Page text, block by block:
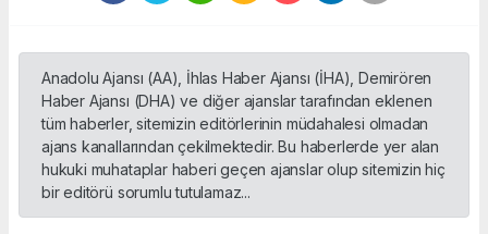
Anadolu Ajansı (AA), İhlas Haber Ajansı (İHA), Demirören
Haber Ajansı (DHA) ve diğer ajanslar tarafından eklenen
tüm haberler, sitemizin editörlerinin müdahalesi olmadan
ajans kanallarından çekilmektedir. Bu haberlerde yer alan
hukuki muhataplar haberi geçen ajanslar olup sitemizin hiç
bir editörü sorumlu tutulamaz...